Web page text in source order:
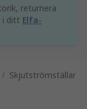
returnera
i ditt Elfa-
/ Skjutströmställare